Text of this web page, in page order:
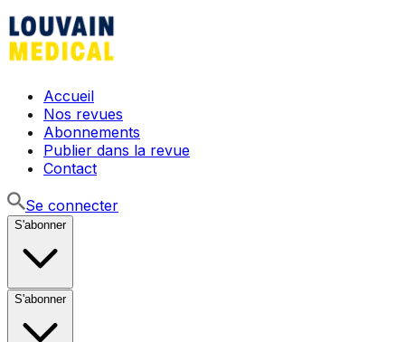
Accueil
Nos revues
Abonnements
Publier dans la revue
Contact
Se connecter
S'abonner
S'abonner